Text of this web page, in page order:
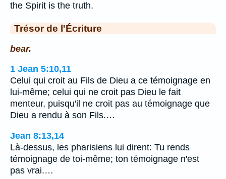
the Spirit is the truth.
Trésor de l'Écriture
bear.
1 Jean 5:10,11
Celui qui croit au Fils de Dieu a ce témoignage en
lui-même; celui qui ne croit pas Dieu le fait
menteur, puisqu'il ne croit pas au témoignage que
Dieu a rendu à son Fils.…
Jean 8:13,14
Là-dessus, les pharisiens lui dirent: Tu rends
témoignage de toi-même; ton témoignage n'est
pas vrai.…